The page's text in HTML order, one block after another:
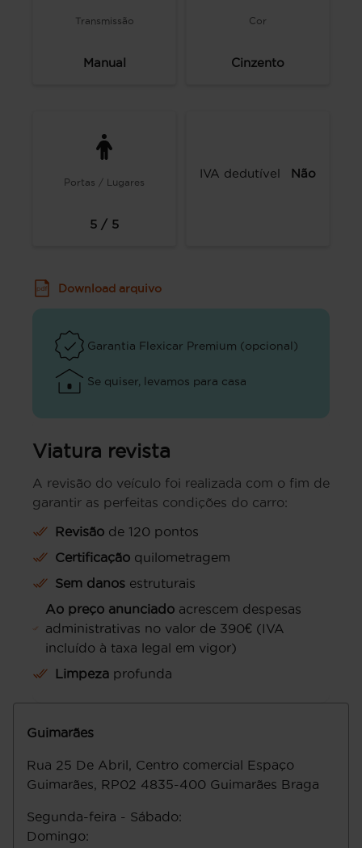
Transmissão
Manual
Cor
Cinzento
Portas / Lugares
5 / 5
IVA dedutível Não
Download arquivo
Garantia Flexicar Premium (opcional)
Se quiser, levamos para casa
Viatura revista
A revisão do veículo foi realizada com o fim de
garantir as perfeitas condições do carro:
Revisão de 120 pontos
Certificação quilometragem
Sem danos estruturais
Ao preço anunciado acrescem despesas
administrativas no valor de 390€ (IVA
incluído à taxa legal em vigor)
Limpeza profunda
Guimarães
Rua 25 De Abril, Centro comercial Espaço
Guimarães, RP02 4835-400 Guimarães Braga
Segunda-feira - Sábado:
Domingo: